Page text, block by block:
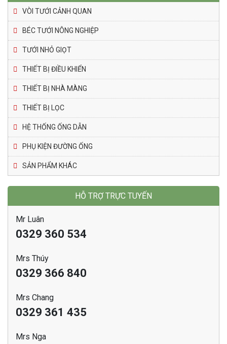
VÒI TƯỚI CẢNH QUAN
BÉC TƯỚI NÔNG NGHIỆP
TƯỚI NHỎ GIỌT
THIẾT BỊ ĐIỀU KHIỂN
THIẾT BỊ NHÀ MÀNG
THIẾT BỊ LỌC
HỆ THỐNG ỐNG DẪN
PHỤ KIỆN ĐƯỜNG ỐNG
SẢN PHẨM KHÁC
HỖ TRỢ TRỰC TUYẾN
Mr Luân
0329 360 534
Mrs Thúy
0329 366 840
Mrs Chang
0329 361 435
Mrs Nga